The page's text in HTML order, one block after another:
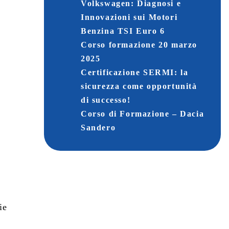
Volkswagen: Diagnosi e
Innovazioni sui Motori
Benzina TSI Euro 6
Corso formazione 20 marzo
2025
Certificazione SERMI: la
sicurezza come opportunità
di successo!
Corso di Formazione – Dacia
Sandero